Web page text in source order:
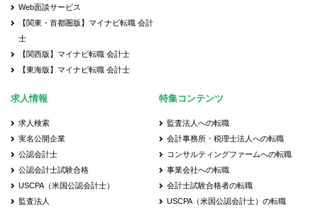
Web面談サービス
【関東・首都圏版】マイナビ転職 会計
士
【関西版】マイナビ転職 会計士
【東海版】マイナビ転職 会計士
求人情報
求人検索
実名公開企業
公認会計士
公認会計士試験合格
USCPA（米国公認会計士）
監査法人
特集コンテンツ
監査法人への転職
会計事務所・税理士法人への転職
コンサルティングファームへの転職
事業会社への転職
会計士試験合格者の転職
USCPA（米国公認会計士）の転職